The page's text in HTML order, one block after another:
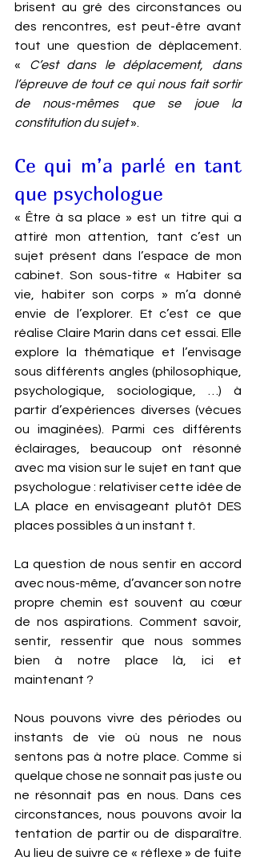
brisent au gré des circonstances ou
des rencontres, est peut-être avant
tout une question de déplacement.
« C’est dans le déplacement, dans
l’épreuve de tout ce qui nous fait sortir
de nous-mêmes que se joue la
constitution du sujet ».
Ce qui m’a parlé en tant
que psychologue
« Être à sa place » est un titre qui a
attiré mon attention, tant c’est un
sujet présent dans l’espace de mon
cabinet. Son sous-titre « Habiter sa
vie, habiter son corps » m’a donné
envie de l’explorer. Et c’est ce que
réalise Claire Marin dans cet essai. Elle
explore la thématique et l’envisage
sous différents angles (philosophique,
psychologique, sociologique, …) à
partir d’expériences diverses (vécues
ou imaginées). Parmi ces différents
éclairages, beaucoup ont résonné
avec ma vision sur le sujet en tant que
psychologue : relativiser cette idée de
LA place en envisageant plutôt DES
places possibles à un instant t.
La question de nous sentir en accord
avec nous-même, d’avancer son notre
propre chemin est souvent au cœur
de nos aspirations. Comment savoir,
sentir, ressentir que nous sommes
bien à notre place là, ici et
maintenant ?
Nous pouvons vivre des périodes ou
instants de vie où nous ne nous
sentons pas à notre place. Comme si
quelque chose ne sonnait pas juste ou
ne résonnait pas en nous. Dans ces
circonstances, nous pouvons avoir la
tentation de partir ou de disparaître.
Au lieu de suivre ce « réflexe » de fuite